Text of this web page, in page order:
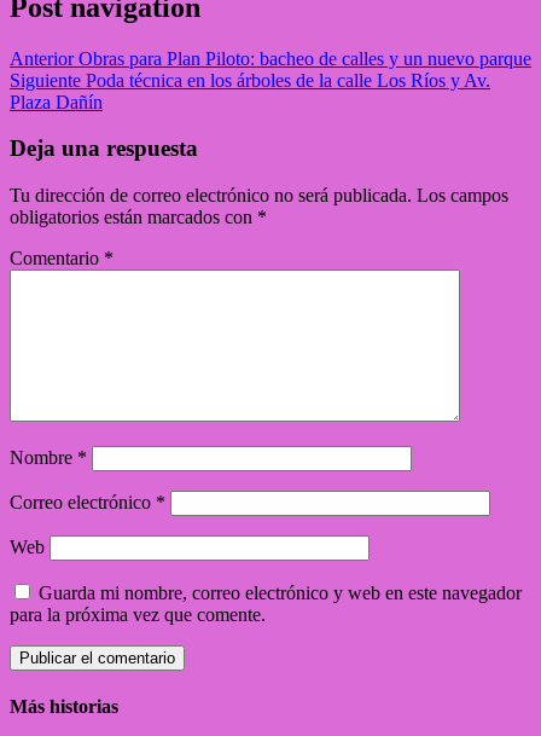
Post navigation
AnteriorObras para Plan Piloto: bacheo de calles y un nuevo parque
Siguiente Poda técnica en los árboles de la calle Los Ríos y Av.
Plaza Dañín
Deja una respuesta
Tu dirección de correo electrónico no será publicada. Los campos
obligatorios están marcados con *
Comentario *
Nombre *
Correo electrónico *
Web
Guarda mi nombre, correo electrónico y web en este navegador
para la próxima vez que comente.
Más historias